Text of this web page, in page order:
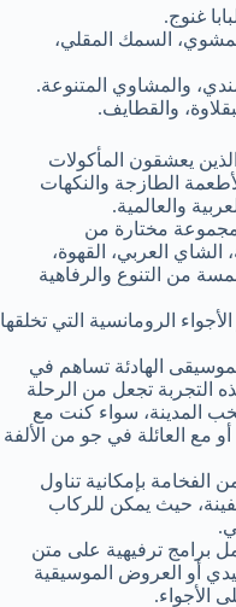
غنوج.
السمك المقلي،
والمشاوي المتنوعة.
والقطايف.
يعشقون المأكولات
الطازجة والنكهات
والعالمية.
مجموعة مختارة من
العربي، القهوة،
من التنوع والرفاهية
الرومانسية التي تخلقها
الهادئة تساهم في
التجربة تجعل من الرحلة
المدينة، سواء كنت مع
مع العائلة في جو من الألفة
بإمكانية تناول
حيث يمكن للركاب
برامج ترفيهية على متن
أو العروض الموسيقية
الأجواء.